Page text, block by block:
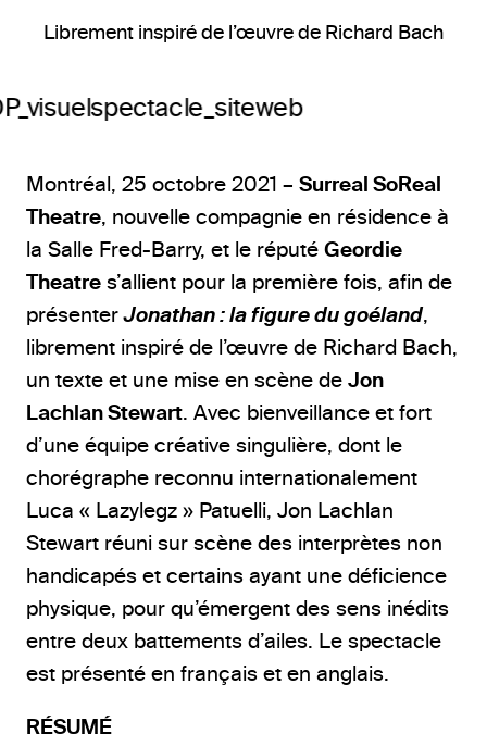
Librement inspiré de l’œuvre de Richard Bach
Montréal, 25 octobre 2021 – Surreal SoReal
Theatre, nouvelle compagnie en résidence à
la Salle Fred-Barry, et le réputé Geordie
Theatre s’allient pour la première fois, afin de
présenterJonathan: la figure du goéland,
librement inspiré de l’œuvre de Richard Bach,
un texte et une mise en scène de Jon
Lachlan Stewart. Avec bienveillance et fort
d’une équipe créative singulière, dont le
chorégraphe reconnu internationalement
Luca « Lazylegz » Patuelli, Jon Lachlan
Stewart réuni sur scène des interprètes non
handicapés et certains ayant une déficience
physique, pour qu’émergent des sens inédits
entre deux battements d’ailes. Le spectacle
est présenté en français et en anglais.
RÉSUMÉ